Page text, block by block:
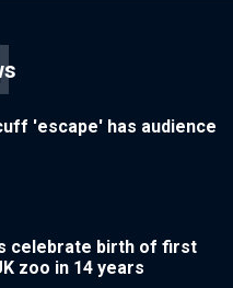
'escape' has audience
celebrate birth of first
zoo in 14 years